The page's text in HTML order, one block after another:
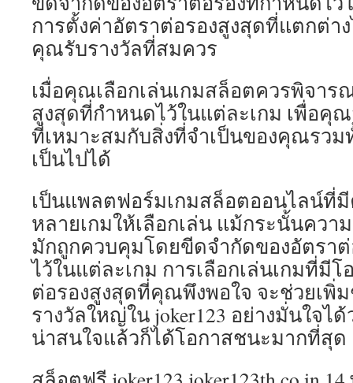
การตั้งค่าอัตราต่อรองสูงสุดที่แตกต่า
คุณรับรางวัลที่สมควร
เมื่อคุณเลือกเล่นเกมสล็อตควรพิจาร
สูงสุดที่กำหนดไว้ในแต่ละเกม เพื่อคุณ
ที่เหมาะสมกับสิ่งที่จำเป็นของคุณรวม
เป็นไปได้
เป็นแพลตฟอร์มเกมสล็อตออนไลน์ที่
หลายเกมให้เลือกเล่น แม้กระนั้นควา
มักถูกควบคุมโดยขีดจำกัดของอัตรา
ไว้ในแต่ละเกม การเลือกเล่นเกมที่มี
ต่อรองสูงสุดที่คุณพึงพอใจ จะช่วยเพิ่
รางวัลใหญ่ใน joker123 อย่างมั่นใจ
น่าสนใจแล้วก็ได้โอกาสชนะมากที่สุด